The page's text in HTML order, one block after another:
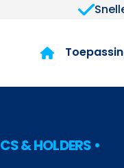
& HOLDERS •